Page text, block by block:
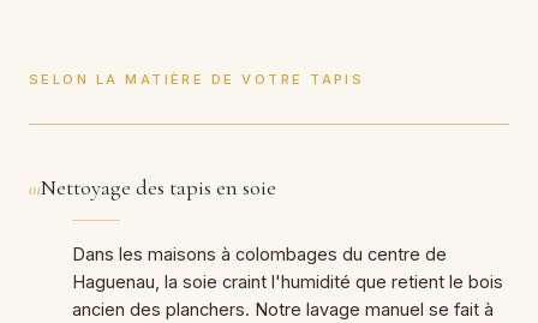
SELON LA MATIÈRE DE VOTRE TAPIS
01Nettoyage des tapis en soie
Dans les maisons à colombages du centre de
Haguenau, la soie craint l'humidité que retient le bois
ancien des planchers. Notre lavage manuel se fait à